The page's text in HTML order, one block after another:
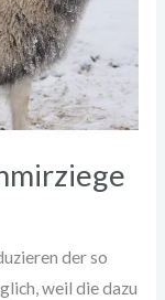
der so
weil die dazu